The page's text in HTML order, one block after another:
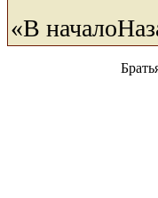
«В начало